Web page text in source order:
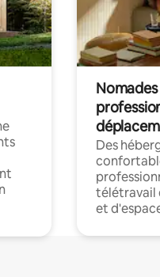
Des
télétravail
et